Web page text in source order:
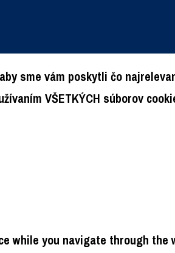
sme vám poskytli čo
VŠETKÝCH súborov
while you navigate through